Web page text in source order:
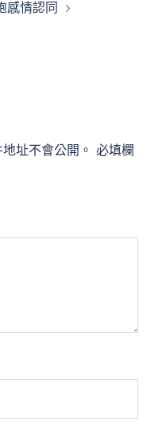
感情認同
址不會公開。 必填欄